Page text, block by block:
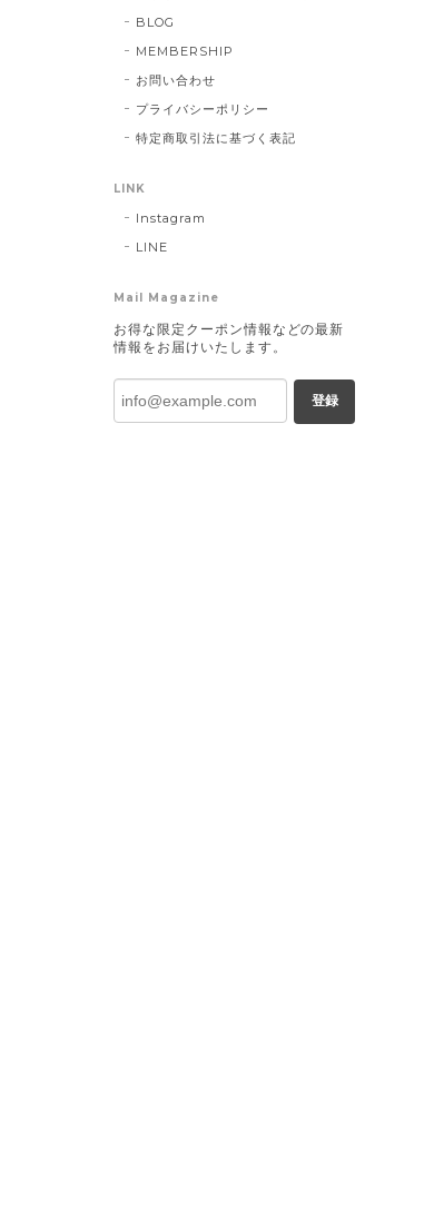
BLOG
MEMBERSHIP
お問い合わせ
プライバシーポリシー
特定商取引法に基づく表記
LINK
Instagram
LINE
Mail Magazine
お得な限定クーポン情報などの最新
情報をお届けいたします。
登録